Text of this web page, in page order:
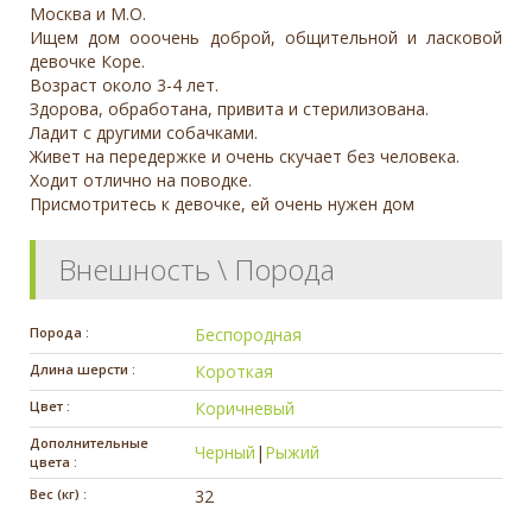
Москва и М.О.
Ищем дом ооочень доброй, общительной и ласковой
девочке Коре.
Возраст около 3-4 лет.
Здорова, обработана, привита и стерилизована.
Ладит с другими собачками.
Живет на передержке и очень скучает без человека.
Ходит отлично на поводке.
Присмотритесь к девочке, ей очень нужен дом
Внешность \ Порода
Порода : Беспородная
Длина шерсти : Короткая
Цвет : Коричневый
Дополнительные
цвета :
Черный | Рыжий
Вес (кг) : 32